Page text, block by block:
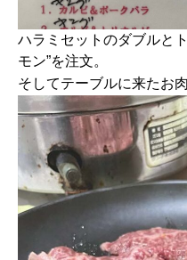
ハラミセットのダブルと
モン”を注文。
そしてテーブルに来たお